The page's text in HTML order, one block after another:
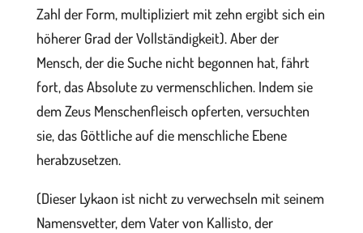
Zahl der Form, multipliziert mit zehn ergibt sich ein
höherer Grad der Vollständigkeit). Aber der
Mensch, der die Suche nicht begonnen hat, fährt
fort, das Absolute zu vermenschlichen. Indem sie
dem Zeus Menschenfleisch opferten, versuchten
sie, das Göttliche auf die menschliche Ebene
herabzusetzen.
(Dieser Lykaon ist nicht zu verwechseln mit seinem
Namensvetter, dem Vater von Kallisto, der